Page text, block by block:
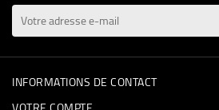
INFORMATIONS DE CONTACT